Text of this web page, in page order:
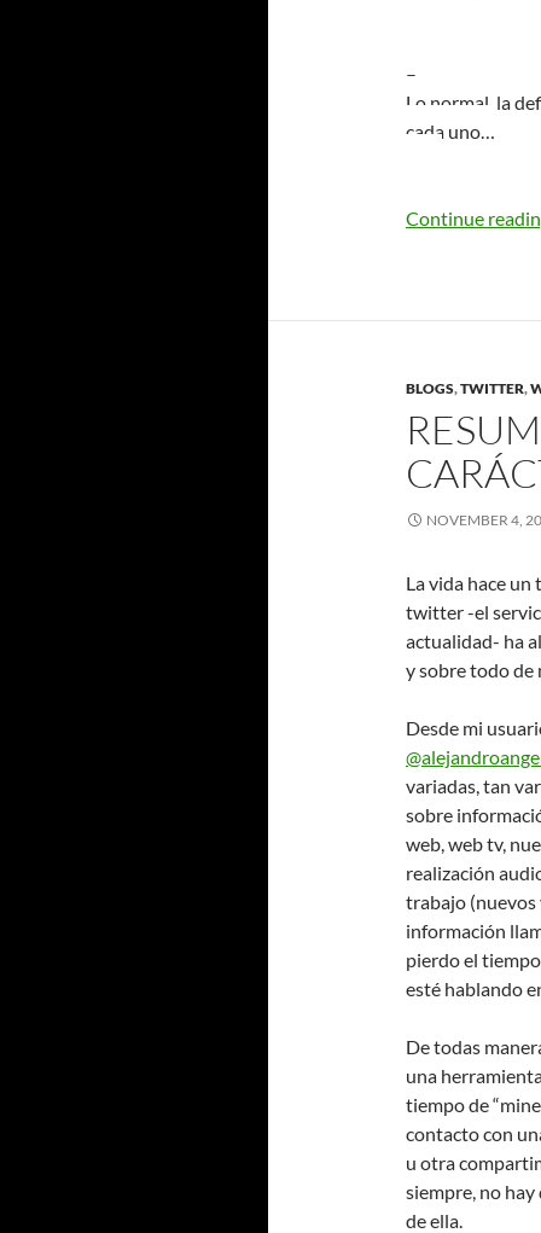
–
Lo normal, la
cada uno…
Continue
BLOGS,TWITTER,
NOVEMBER 4,
La vida hace un
twitter -el
actualidad- ha
y sobre todo de
Desde mi
variadas, tan
sobre
web, web tv,
realización
trabajo (nuevos
información
pierdo el
esté hablando
De todas
una
tiempo de
contacto con
u otra
siempre, no
de ella.